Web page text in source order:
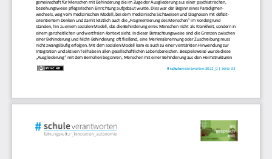
#schuleverantworten 2021_0 | Seite 93
gemeinschaft für Menschen mit Behinderung die im Zuge der Ausgliederung aus einer psychiatrischen,
beziehungsweise pflegerischen Einrichtung aufgebaut wurde. Dies war der Beginn eines Paradigmen-
wechsels, weg vom medizinischen Modell, bei dem medizinische Sichtweisen und Diagnosen mit defizit-
orientiertem Denken und damit letztlich auch die „Fragmentierung des Menschen“ im Vordergrund
standen, hin zu einem sozialen Modell, das die Behinderung eines Menschen nicht als Krankheit, sondern in
einem ganzheitlichen und wertfreien Kontext sieht. In dieser Betrachtungsweise sind die Grenzen zwischen
einer Behinderung und Nicht-Behinderung oft fließend, eine Merkmalsnennung oder Zuschreibung muss
nicht zwangsläufig erfolgen. Mit dem sozialen Modell kam es auch zu einer verstärkten Hinwendung zur
Integration und aktiven Teilhabe in allen gesellschaftlichen Lebensbereichen. Beispielsweise wurde diese
„Ausgliederung“ mit dem Bemühen begonnen, Menschen mit einer Behinderung aus den Heimstrukturen